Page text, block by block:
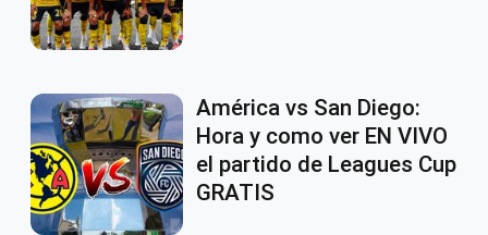
América vs San Diego:
Hora y como ver EN VIVO
el partido de Leagues Cup
GRATIS